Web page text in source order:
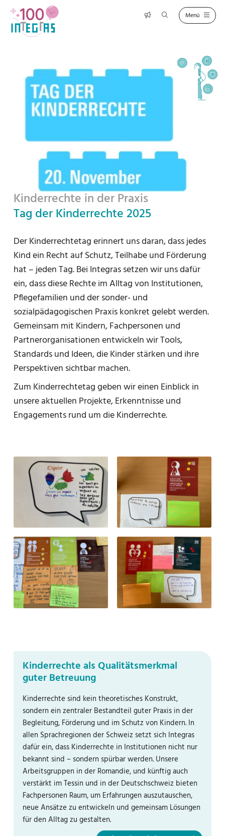
Kinderrechte in der Praxis
Tag der Kinderrechte 2025
Der Kinderrechtetag erinnert uns daran, dass jedes
Kind ein Recht auf Schutz, Teilhabe und Förderung
hat – jeden Tag. Bei Integras setzen wir uns dafür
ein, dass diese Rechte im Alltag von Institutionen,
Pflegefamilien und der sonder- und
sozialpädagogischen Praxis konkret gelebt werden.
Gemeinsam mit Kindern, Fachpersonen und
Partnerorganisationen entwickeln wir Tools,
Standards und Ideen, die Kinder stärken und ihre
Perspektiven sichtbar machen.
Zum Kinderrechtetag geben wir einen Einblick in
unsere aktuellen Projekte, Erkenntnisse und
Engagements rund um die Kinderrechte.
Kinderrechte als Qualitätsmerkmal
guter Betreuung
Kinderrechte sind kein theoretisches Konstrukt,
sondern ein zentraler Bestandteil guter Praxis in der
Begleitung, Förderung und im Schutz von Kindern. In
allen Sprachregionen der Schweiz setzt sich Integras
dafür ein, dass Kinderrechte in Institutionen nicht nur
bekannt sind – sondern spürbar werden. Unsere
Arbeitsgruppen in der Romandie, und künftig auch
verstärkt im Tessin und in der Deutschschweiz bieten
Fachpersonen Raum, um Erfahrungen auszutauschen,
neue Ansätze zu entwickeln und gemeinsam Lösungen
für den Alltag zu gestalten.